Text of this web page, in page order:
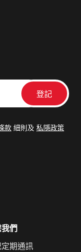
款 細則及 私隱政策
們
定期通訊